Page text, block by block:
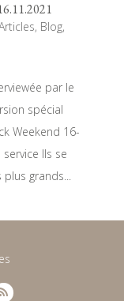
, Blog,
par le
spécial
Weekend 16-
Ils se
grands...